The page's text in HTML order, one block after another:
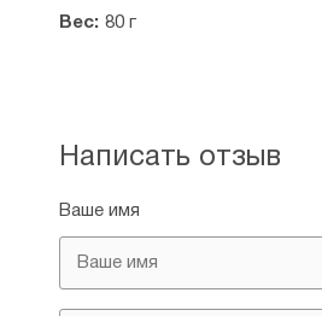
Срок годности: 12 месяцев.
Вес: 80 г
Написать отзыв
Ваше имя